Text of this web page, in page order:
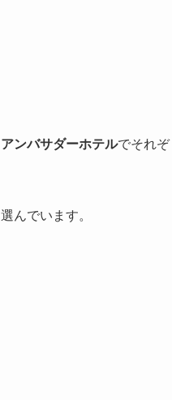
ンバサダーホテルでそれぞ
んでいます。